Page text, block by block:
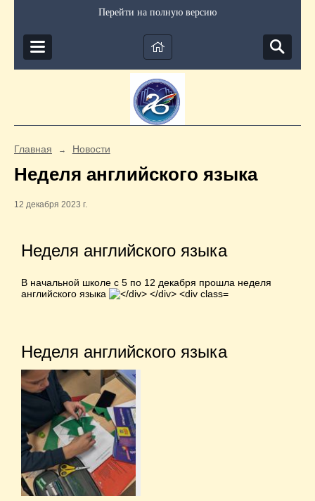
Перейти на полную версию
Главная → Новости
Неделя английского языка
12 декабря 2023 г.
Неделя английского языка
В начальной школе с 5 по 12 декабря прошла неделя
английского языка
Неделя английского языка